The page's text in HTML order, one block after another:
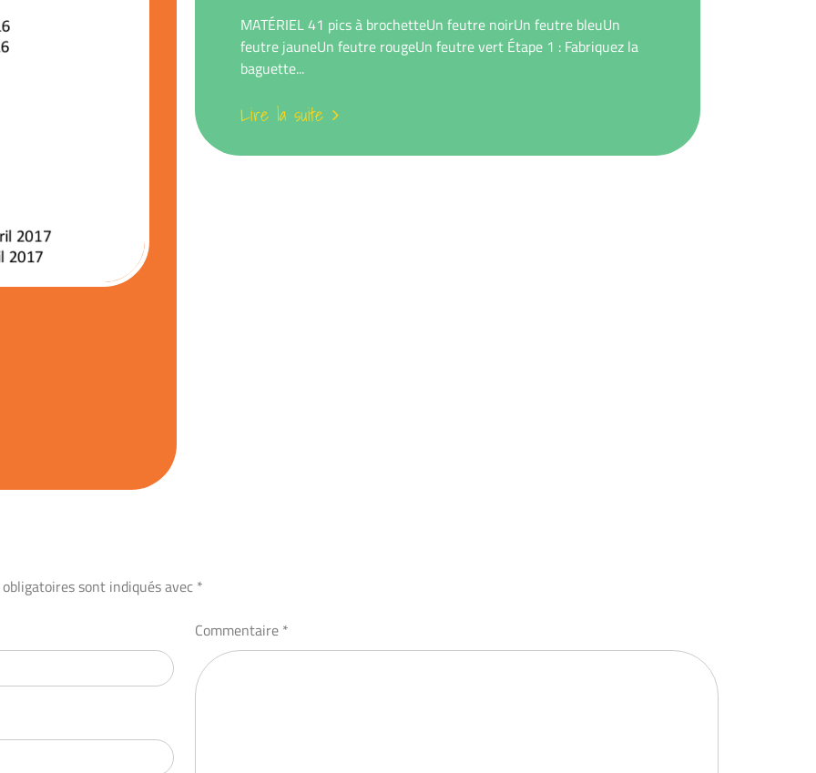
MATÉRIEL 41 pics à brochetteUn feutre noirUn feutre bleuUn
feutre jauneUn feutre rougeUn feutre vert Étape 1 : Fabriquez la
baguette...
Lire la suite
obligatoires sont indiqués avec *
Commentaire *